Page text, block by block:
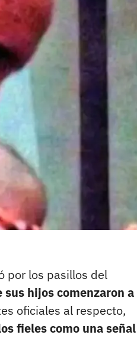
por los pasillos del
hijos comenzaron a
oficiales al respecto,
fieles como una señal